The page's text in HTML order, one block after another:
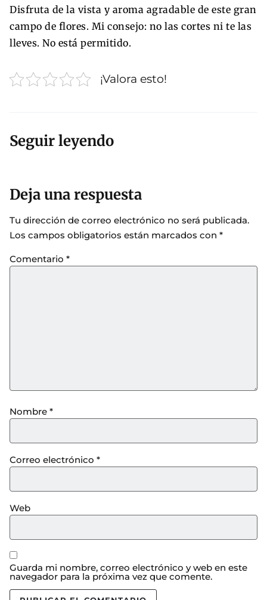
Disfruta de la vista y aroma agradable de este gran
campo de flores. Mi consejo: no las cortes ni te las
lleves. No está permitido.
¡Valora esto!
Seguir leyendo
Deja una respuesta
Tu dirección de correo electrónico no será publicada.
Los campos obligatorios están marcados con *
Comentario *
Nombre *
Correo electrónico *
Web
Guarda mi nombre, correo electrónico y web en este
navegador para la próxima vez que comente.